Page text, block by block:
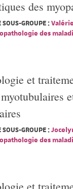
des
SOUS-GROUPE :
des
et
SOUS-GROUPE :
des